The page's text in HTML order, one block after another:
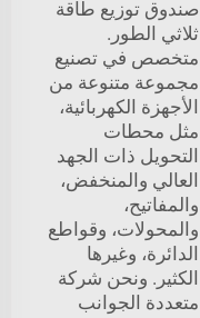
صندوق توزيع طاقة
ثلاثي الطور.
متخصص في تصنيع
مجموعة متنوعة من
الأجهزة الكهربائية،
مثل محطات
التحويل ذات الجهد
العالي والمنخفض،
والمفاتيح،
والمحولات، وقواطع
الدائرة، وغيرها
الكثير. ونحن شركة
متعددة الجوانب